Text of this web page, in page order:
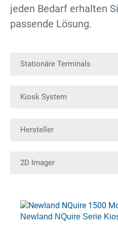
jeden Bedarf erhalten
passende Lösung.
Newland NQuire Serie